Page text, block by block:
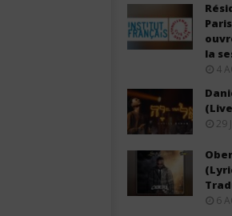
Booba très pessimiste
du rap français : « Ils
nous infiltrer »
la
4
29
6